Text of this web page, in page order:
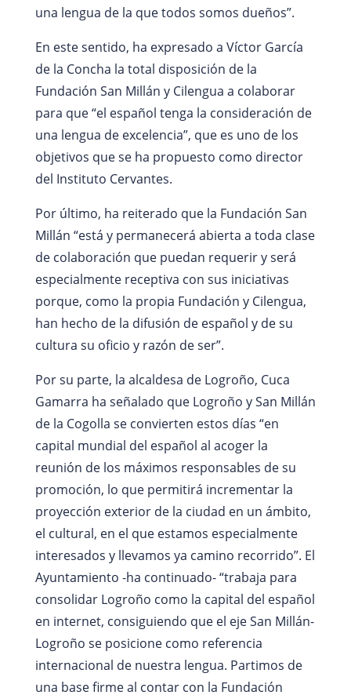
una lengua de la que todos somos dueños”.
En este sentido, ha expresado a Víctor García
de la Concha la total disposición de la
Fundación San Millán y Cilengua a colaborar
para que “el español tenga la consideración de
una lengua de excelencia”, que es uno de los
objetivos que se ha propuesto como director
del Instituto Cervantes.
Por último, ha reiterado que la Fundación San
Millán “está y permanecerá abierta a toda clase
de colaboración que puedan requerir y será
especialmente receptiva con sus iniciativas
porque, como la propia Fundación y Cilengua,
han hecho de la difusión de español y de su
cultura su oficio y razón de ser”.
Por su parte, la alcaldesa de Logroño, Cuca
Gamarra ha señalado que Logroño y San Millán
de la Cogolla se convierten estos días “en
capital mundial del español al acoger la
reunión de los máximos responsables de su
promoción, lo que permitirá incrementar la
proyección exterior de la ciudad en un ámbito,
el cultural, en el que estamos especialmente
interesados y llevamos ya camino recorrido”. El
Ayuntamiento -ha continuado- “trabaja para
consolidar Logroño como la capital del español
en internet, consiguiendo que el eje San Millán-
Logroño se posicione como referencia
internacional de nuestra lengua. Partimos de
una base firme al contar con la Fundación